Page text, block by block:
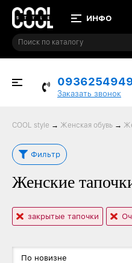
Заказать звонок
COOL style → Женская обувь →
Фильтр
Женские
закрытые тапочки
По новизне